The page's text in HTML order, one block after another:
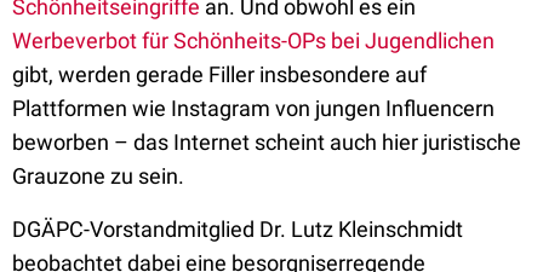
Schönheitseingriffe an. Und obwohl es ein
Werbeverbot für Schönheits-OPs bei Jugendlichen
gibt, werden gerade Filler insbesondere auf
Plattformen wie Instagram von jungen Influencern
beworben – das Internet scheint auch hier juristische
Grauzone zu sein.
DGÄPC-Vorstandmitglied Dr. Lutz Kleinschmidt
beobachtet dabei eine besorgniserregende